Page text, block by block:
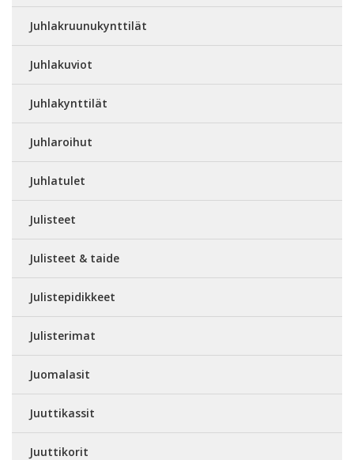
Juhlakruunukynttilät
Juhlakuviot
Juhlakynttilät
Juhlaroihut
Juhlatulet
Julisteet
Julisteet & taide
Julistepidikkeet
Julisterimat
Juomalasit
Juuttikassit
Juuttikorit